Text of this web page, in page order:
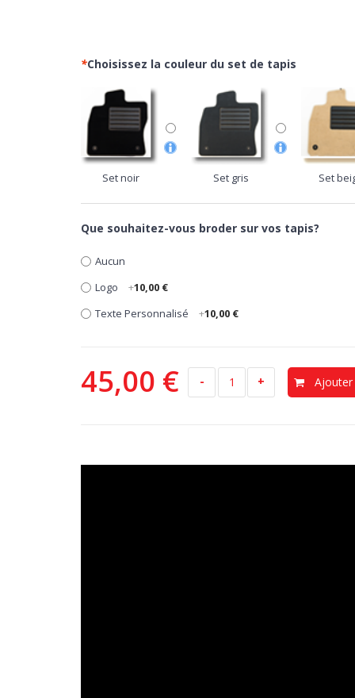
*Choisissez la couleur du set de tapis
Set noir Set gris Set
Que souhaitez-vous broder sur vos tapis?
Aucun
Logo
+10,00 €
Texte Personnalisé
+10,00 €
45,00 € - + Ajouter